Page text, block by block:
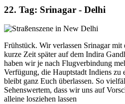
22. Tag: Srinagar - Delhi
Frühstück. Wir verlassen Srinagar
kurze Zeit später auf dem Indira
haben wir je nach Flugverbindung
Verfügung, die Hauptstadt Indiens zu
bleibt ganz Euch überlassen. So
Sehenswertem, dass wir uns auf
alleine losziehen lassen